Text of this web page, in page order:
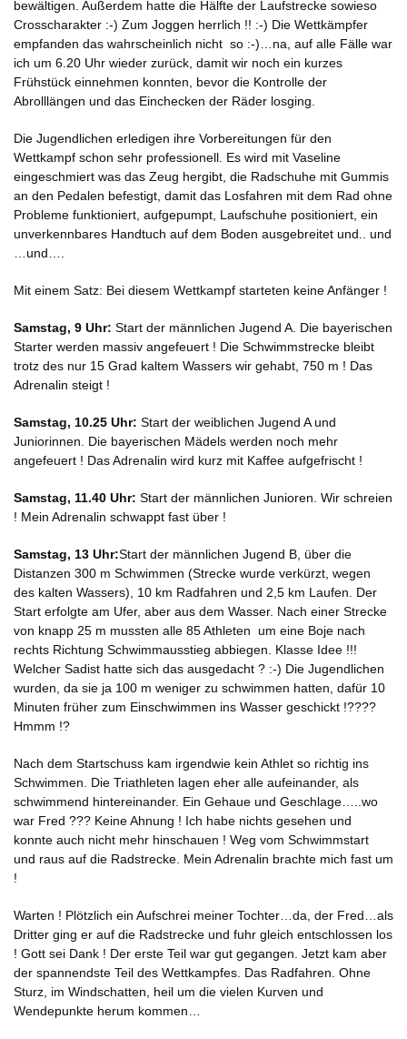
bewältigen. Außerdem hatte die Hälfte der Laufstrecke sowieso
Crosscharakter :-) Zum Joggen herrlich !! :-) Die Wettkämpfer
empfanden das wahrscheinlich nicht so :-)…na, auf alle Fälle war
ich um 6.20 Uhr wieder zurück, damit wir noch ein kurzes
Frühstück einnehmen konnten, bevor die Kontrolle der
Abrolllängen und das Einchecken der Räder losging.
Die Jugendlichen erledigen ihre Vorbereitungen für den
Wettkampf schon sehr professionell. Es wird mit Vaseline
eingeschmiert was das Zeug hergibt, die Radschuhe mit Gummis
an den Pedalen befestigt, damit das Losfahren mit dem Rad ohne
Probleme funktioniert, aufgepumpt, Laufschuhe positioniert, ein
unverkennbares Handtuch auf dem Boden ausgebreitet und.. und
…und….
Mit einem Satz: Bei diesem Wettkampf starteten keine Anfänger !
Samstag, 9 Uhr: Start der männlichen Jugend A. Die bayerischen
Starter werden massiv angefeuert ! Die Schwimmstrecke bleibt
trotz des nur 15 Grad kaltem Wassers wir gehabt, 750 m ! Das
Adrenalin steigt !
Samstag, 10.25 Uhr: Start der weiblichen Jugend A und
Juniorinnen. Die bayerischen Mädels werden noch mehr
angefeuert ! Das Adrenalin wird kurz mit Kaffee aufgefrischt !
Samstag, 11.40 Uhr: Start der männlichen Junioren. Wir schreien
! Mein Adrenalin schwappt fast über !
Samstag, 13 Uhr:Start der männlichen Jugend B, über die
Distanzen 300 m Schwimmen (Strecke wurde verkürzt, wegen
des kalten Wassers), 10 km Radfahren und 2,5 km Laufen. Der
Start erfolgte am Ufer, aber aus dem Wasser. Nach einer Strecke
von knapp 25 m mussten alle 85 Athleten um eine Boje nach
rechts Richtung Schwimmausstieg abbiegen. Klasse Idee !!!
Welcher Sadist hatte sich das ausgedacht ? :-) Die Jugendlichen
wurden, da sie ja 100 m weniger zu schwimmen hatten, dafür 10
Minuten früher zum Einschwimmen ins Wasser geschickt !????
Hmmm !?
Nach dem Startschuss kam irgendwie kein Athlet so richtig ins
Schwimmen. Die Triathleten lagen eher alle aufeinander, als
schwimmend hintereinander. Ein Gehaue und Geschlage…..wo
war Fred ??? Keine Ahnung ! Ich habe nichts gesehen und
konnte auch nicht mehr hinschauen ! Weg vom Schwimmstart
und raus auf die Radstrecke. Mein Adrenalin brachte mich fast um
!
Warten ! Plötzlich ein Aufschrei meiner Tochter…da, der Fred…als
Dritter ging er auf die Radstrecke und fuhr gleich entschlossen los
! Gott sei Dank ! Der erste Teil war gut gegangen. Jetzt kam aber
der spannendste Teil des Wettkampfes. Das Radfahren. Ohne
Sturz, im Windschatten, heil um die vielen Kurven und
Wendepunkte herum kommen…